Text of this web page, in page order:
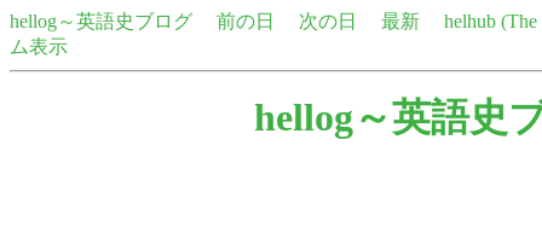
hellog～英語史ブログ 前の日 次の日 最新
helhub
ム表示
hellog～英語史